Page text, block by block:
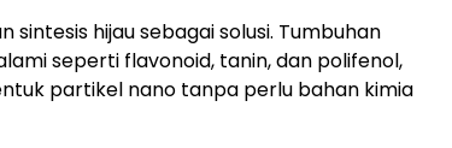
sintesis hijau sebagai solusi. Tumbuhan
seperti flavonoid, tanin, dan polifenol,
partikel nano tanpa perlu bahan kimia